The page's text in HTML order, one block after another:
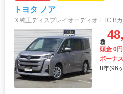
トヨタ ノア
Ｘ純正ディスプレイオーディオ ETC B
頭金 0円
ボーナ
8年(96